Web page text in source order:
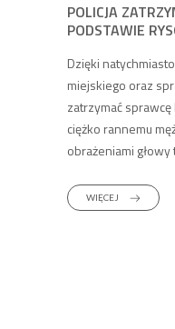
POLICJA
PODSTAWIE
Dzięki
miejskiego oraz
zatrzymać
ciężko rannemu
obrażeniami głowy
WIĘCEJ